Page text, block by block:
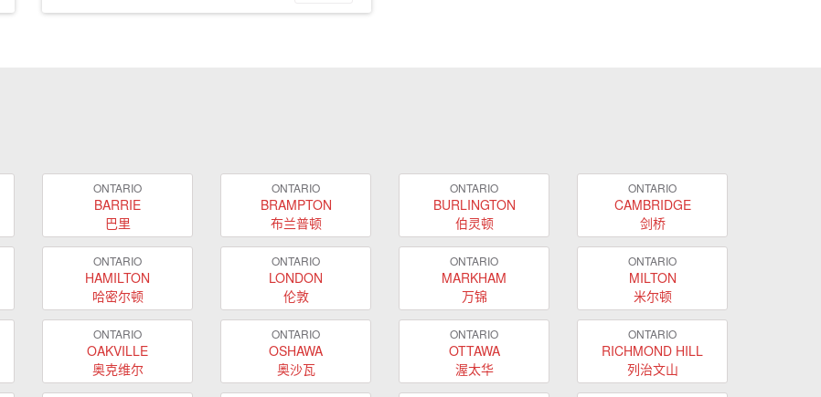
ONTARIO
BARRIE
巴里
ONTARIO
BRAMPTON
布兰普顿
ONTARIO
BURLINGTON
伯灵顿
ONTARIO
CAMBRIDGE
剑桥
ONTARIO
HAMILTON
哈密尔顿
ONTARIO
LONDON
伦敦
ONTARIO
MARKHAM
万锦
ONTARIO
MILTON
米尔顿
ONTARIO
OAKVILLE
奥克维尔
ONTARIO
OSHAWA
奥沙瓦
ONTARIO
OTTAWA
渥太华
ONTARIO
RICHMOND HILL
列治文山